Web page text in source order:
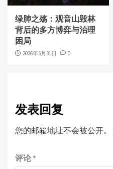
绿肺之殇：观音山毁林
背后的多方博弈与治理
困局
2026年5月31日 0
发表回复
您的邮箱地址不会被公开。
评论 *